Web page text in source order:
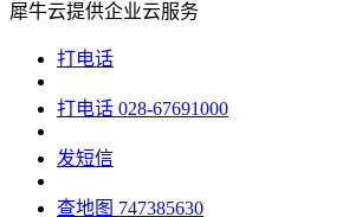
犀牛云提供企业云服务
打电话
打电话 028-67691000
发短信
查地图 747385630